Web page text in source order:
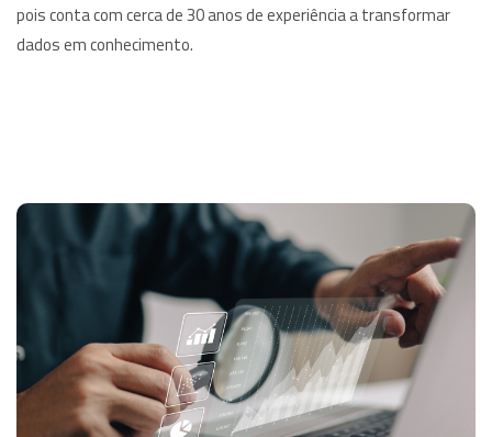
pois conta com cerca de 30 anos de experiência a transformar
dados em conhecimento.